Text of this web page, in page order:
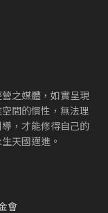
之媒體，如實呈現
間的慣性，無法理
，才能修得自己的
天國邁進。
會